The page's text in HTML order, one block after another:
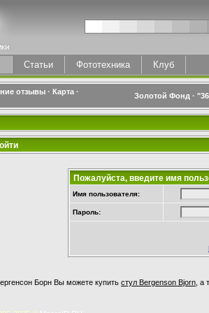
Статьи Фототехника Клуб
отзывы · Карта ·
Золотой Фонд ·
Пожалуйста, введите имя
Имя пользователя:
Пароль:
Борн Вы можете купить стул Bergenson Bjorn ,